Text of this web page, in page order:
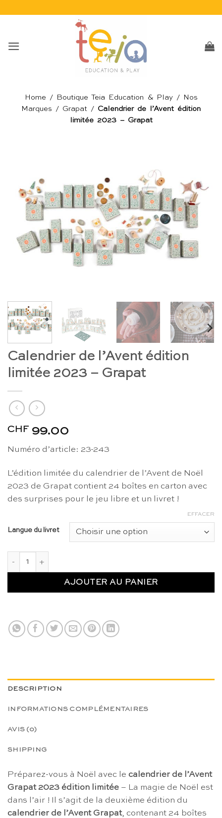
Home / Boutique Teia Education & Play/
Nos
Marques / Grapat / Calendrier de l’Avent édition
limitée 2023 – Grapat
Calendrier de l’Avent édition
limitée 2023 – Grapat
CHF 99.00
Numéro d’article: 23-243
L’édition limitée du calendrier de l’Avent de Noël
2023 de Grapat contient 24 boîtes en carton avec
des surprises pour le jeu libre et un livret !
Langue du livret
EFFACER
AJOUTER AU PANIER
DESCRIPTION
INFORMATIONS COMPLÉMENTAIRES
AVIS (0)
SHIPPING
Préparez-vous à Noël avec le calendrier de l’Avent
Grapat 2023 édition limitée – La magie de Noël est
dans l’air ! Il s’agit de la deuxième édition du
calendrier de l’Avent Grapat, contenant 24 boîtes